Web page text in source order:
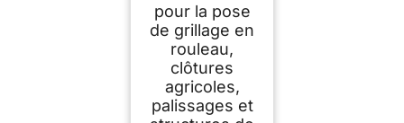
pour la pose
de grillage en
rouleau,
clôtures
agricoles,
palissages et